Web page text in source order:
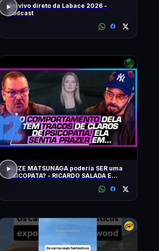
Ao vivo direto da Labace 2026 -
Podcast
ELIZE MATSUNAGA poderia SER uma
PSICOPATA? - RICARDO SALADA E